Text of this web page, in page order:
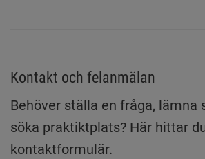
Kontakt och felanmälan
Behöver ställa en fråga, lämna
söka praktiktplats? Här hittar
kontaktformulär.